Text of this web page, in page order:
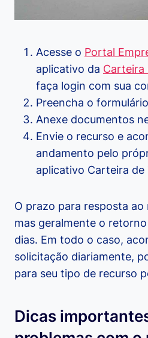
Acesse o Portal
aplicativo da Carteira
faça login com sua
Preencha o
Anexe documentos
Envie o recurso e
andamento pelo
aplicativo Carteira de
O prazo para resposta
mas geralmente o
dias. Em todo o caso,
solicitação diariamente,
para seu tipo de recurso
Dicas